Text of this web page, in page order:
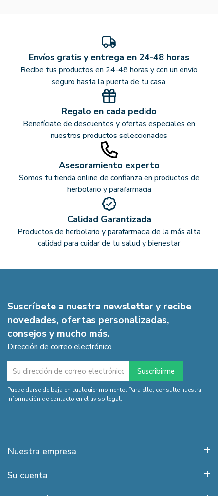
Envíos gratis y entrega en 24-48 horas
Recibe tus productos en 24-48 horas y con un envío
seguro hasta la puerta de tu casa.
Regalo en cada pedido
Benefíciate de descuentos y ofertas especiales en
nuestros productos seleccionados
Asesoramiento experto
Somos tu tienda online de confianza en productos de
herbolario y parafarmacia
Calidad Garantizada
Productos de herbolario y parafarmacia de la más alta
calidad para cuidar de tu salud y bienestar
Suscríbete a nuestra newsletter y recibe
novedades, ofertas personalizadas,
consejos y mucho más.
Dirección de correo electrónico
Puede darse de baja en cualquier momento. Para ello, consulte nuestra
información de contacto en el aviso legal.
Nuestra empresa
Su cuenta